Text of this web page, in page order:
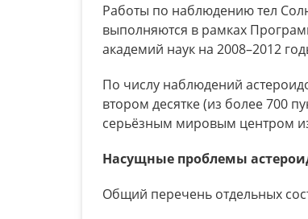
Работы по наблюдению тел
выполняются в рамках
академий наук на 2008–2012
По числу наблюдений
втором десятке (из более 700
серьёзным мировым центром
Насущные проблемы
Общий перечень отдельных